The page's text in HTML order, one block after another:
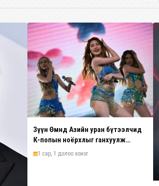
Зүүн Өмнөд Азийн уран бүтээлчид
К-попын ноёрхлыг ганхуулж
эхэллээ
1 сар, 1 долоо хоног